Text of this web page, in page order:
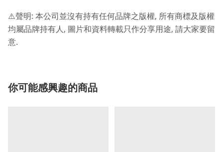
⚠️聲明: 本公司並沒有持有任何品牌之版權, 所有商標及版權
均屬品牌持有人 , 圖片和資料轉載只作分享用途, 請大家要留
意.
你可能感興趣的商品